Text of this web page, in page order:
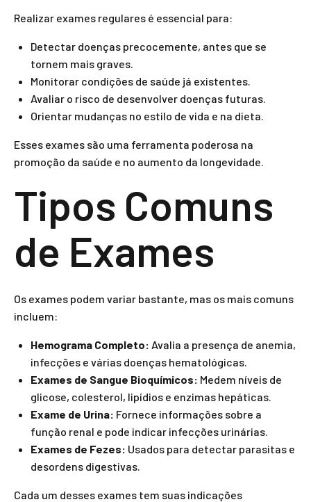
Realizar exames regulares é essencial para:
Detectar doenças precocemente, antes que se
tornem mais graves.
Monitorar condições de saúde já existentes.
Avaliar o risco de desenvolver doenças futuras.
Orientar mudanças no estilo de vida e na dieta.
Esses exames são uma ferramenta poderosa na
promoção da saúde e no aumento da longevidade.
Tipos Comuns
de Exames
Os exames podem variar bastante, mas os mais comuns
incluem:
Hemograma Completo: Avalia a presença de anemia,
infecções e várias doenças hematológicas.
Exames de Sangue Bioquímicos: Medem níveis de
glicose, colesterol, lipídios e enzimas hepáticas.
Exame de Urina: Fornece informações sobre a
função renal e pode indicar infecções urinárias.
Exames de Fezes: Usados para detectar parasitas e
desordens digestivas.
Cada um desses exames tem suas indicações